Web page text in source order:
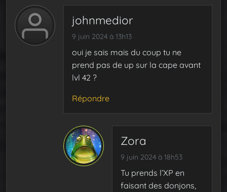
johnmedior
9 juin 2024 à 13h13
oui je sais mais du coup tu ne
prend pas de up sur la cape avant
lvl 42 ?
Répondre
Zora
9 juin 2024 à 18h53
Tu prends l’XP en
faisant des donjons,